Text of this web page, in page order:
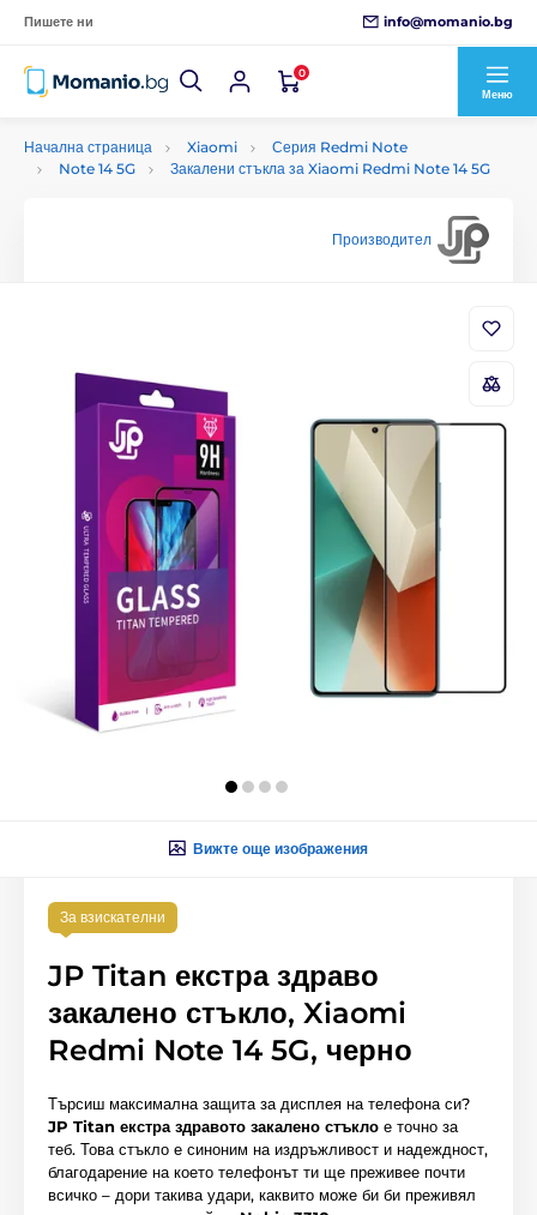
Пишете ни info@momanio.bg
0
Меню
Начална страница Xiaomi
Серия Redmi Note
Note 14 5G
Закалени стъкла за Xiaomi Redmi Note 14 5G
Производител
Вижте още изображения
За взискателни
JP Titan екстра здраво
закалено стъкло, Xiaomi
Redmi Note 14 5G, черно
Търсиш максимална защита за дисплея на телефона си?
JP Titan екстра здравото закалено стъкло е точно за
теб. Това стъкло е синоним на издръжливост и надеждност,
благодарение на което телефонът ти ще преживее почти
всичко – дори такива удари, каквито може би би преживял